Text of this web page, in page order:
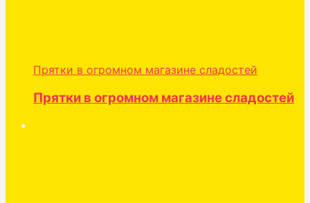
Прятки в огромном магазине сладостей
Прятки в огромном магазине сладостей